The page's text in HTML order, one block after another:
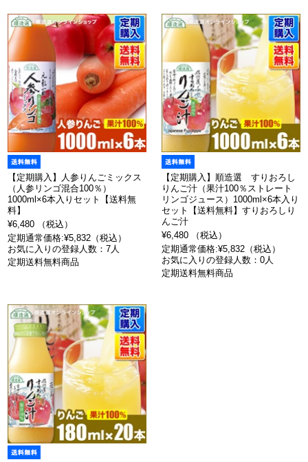
【定期購入】人参りんごミックス
（人参リンゴ混合100％）
1000ml×6本入りセット【送料無
料】
¥6,480 （税込）
定期通常価格:¥5,832（税込）
お気に入りの登録人数：7人
定期送料無料商品
【定期購入】順造選 すりおろし
りんご汁（果汁100％ストレート
リンゴジュース）1000ml×6本入り
セット【送料無料】すりおろしり
んご汁
¥6,480 （税込）
定期通常価格:¥5,832（税込）
お気に入りの登録人数：0人
定期送料無料商品